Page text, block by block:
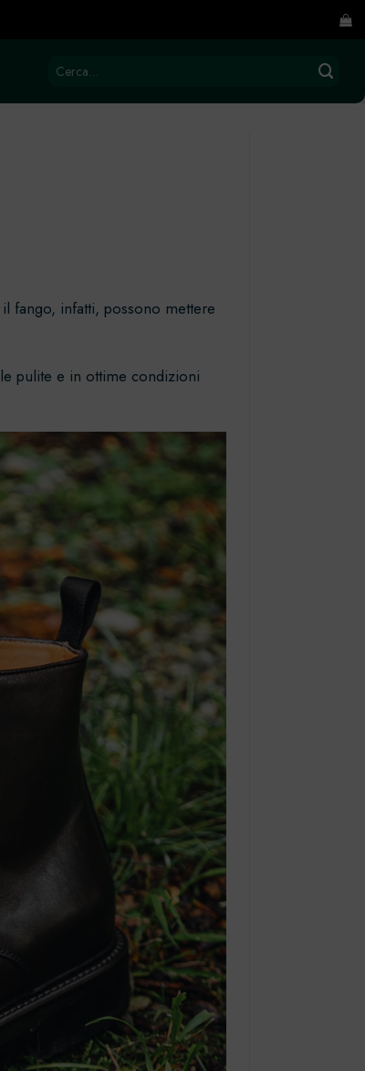
Cerca:
fango, infatti, possono mettere
pulite e in ottime condizioni